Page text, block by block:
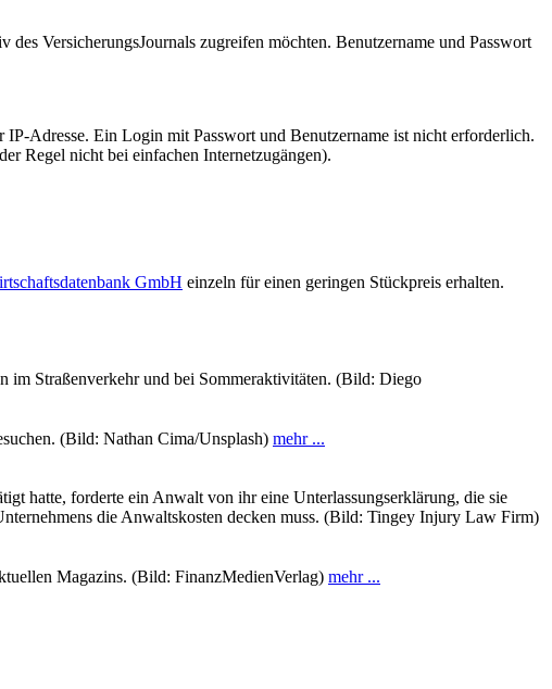
VersicherungsJournals zugreifen möchten. Benutzername und Passwort
Adresse. Ein Login mit Passwort und Benutzername ist nicht erforderlich.
Regel nicht bei einfachen Internetzugängen).
GmbH einzeln für einen geringen Stückpreis erhalten.
im Straßenverkehr und bei Sommeraktivitäten. (Bild: Diego
(Bild: Nathan Cima/Unsplash) mehr ...
hatte, forderte ein Anwalt von ihr eine Unterlassungserklärung, die sie
die Anwaltskosten decken muss. (Bild: Tingey Injury Law Firm)
Magazins. (Bild: FinanzMedienVerlag) mehr ...